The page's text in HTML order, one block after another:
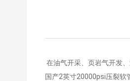
在油气开采、页岩气开发
国产2英寸20000psi压裂软